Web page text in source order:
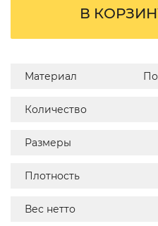
В
Материал
Количество
Размеры
Плотность
Вес нетто